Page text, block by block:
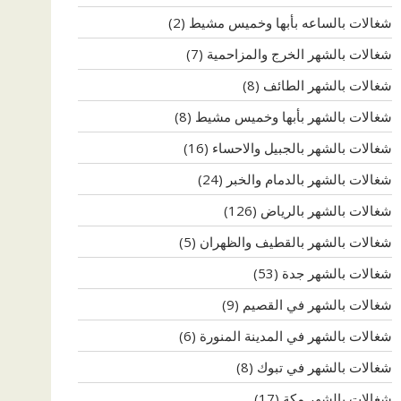
شغالات بالساعه بأبها وخميس مشيط (2)
شغالات بالشهر الخرج والمزاحمية (7)
شغالات بالشهر الطائف (8)
شغالات بالشهر بأبها وخميس مشيط (8)
شغالات بالشهر بالجبيل والاحساء (16)
شغالات بالشهر بالدمام والخبر (24)
شغالات بالشهر بالرياض (126)
شغالات بالشهر بالقطيف والظهران (5)
شغالات بالشهر جدة (53)
شغالات بالشهر في القصيم (9)
شغالات بالشهر في المدينة المنورة (6)
شغالات بالشهر في تبوك (8)